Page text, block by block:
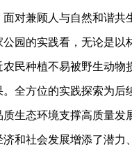
面对兼顾人与自然和谐共
公园的实践看，无论是
农民种植不易被野生动物
全方位的实践探索为后
质生态环境支撑高质量发
济和社会发展增添了潜力